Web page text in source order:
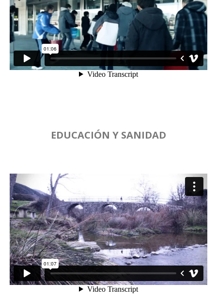
EDUCACIÓN Y SANIDAD